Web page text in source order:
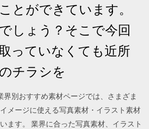
とができています。
しょう？そこで今回
っていなくても近所
チラシを
界別おすすめ素材ページでは、さまざま
メージに使える写真素材・イラスト素材
ます。 業界に合った写真素材、イラスト